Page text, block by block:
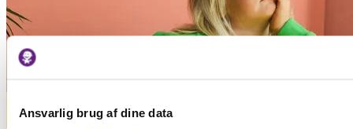
Ansvarlig brug af dine data